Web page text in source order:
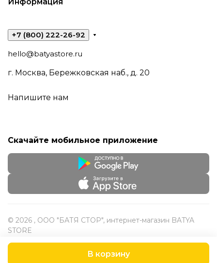
В корзину
+7 (800) 222-26-92
hello@batyastore.ru
г. Москва, Бережковская наб., д. 20
Напишите нам
Скачайте мобильное приложение
© 2026 , ООО "БАТЯ СТОР", интернет-магазин BATYA
STORE